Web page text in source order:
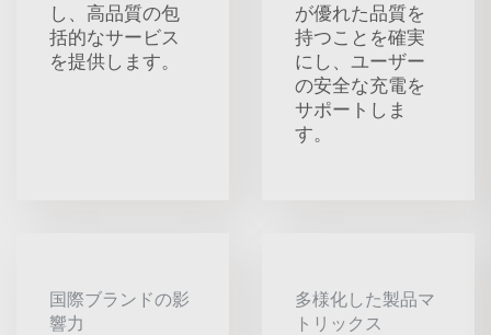
し、高品質の包
括的なサービス
を提供します。
が優れた品質を
持つことを確実
にし、ユーザー
の安全な充電を
サポートしま
す。
国際ブランドの影
響力
多様化した製品マ
トリックス